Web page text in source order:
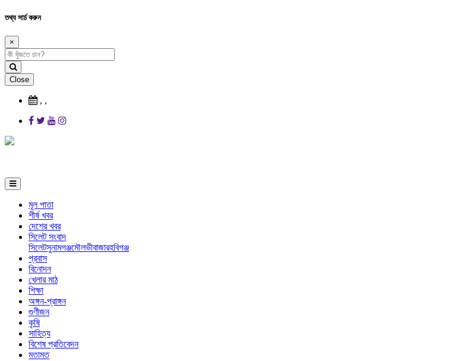
তথ্য সার্চ করুন
×
Close
, ,
মূল পাতা
শীর্ষ খবর
দেশের খবর
সিলেট সংবাদ
সিলেটসুনামগঞ্জমৌলভীবাজারহবিগঞ্জ
প্রবাস
বিনোদন
খেলার মাঠ
শিক্ষা
অঙ্গন-প্রাঙ্গন
গুণীজন
কৃষি
সাহিত্য
বিশেষ প্রতিবেদন
মতামত